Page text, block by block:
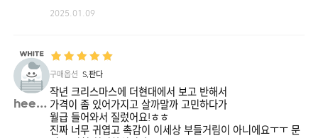
2025.01.09
heeey**
구매옵션 S,판다
작년 크리스마스에 더현대에서 보고 반해서
가격이 좀 있어가지고 살까말까 고민하다가
월급 들어와서 질렀어요!ㅎㅎ
진짜 너무 귀엽고 촉감이 이세상 부들거림이 아니에요ㅜㅜ 문